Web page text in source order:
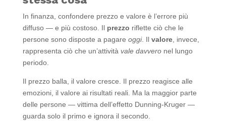
In finanza, confondere prezzo e valore è l’errore più
diffuso — e più costoso. Il prezzo riflette ciò che le
persone sono disposte a pagare oggi. Il valore, invece,
rappresenta ciò che un’attività vale davveronel lungo
periodo.
Il prezzo balla, il valore cresce. Il prezzo reagisce alle
emozioni, il valore ai risultati reali. Ma la maggior parte
delle persone — vittima dell’effetto Dunning-Kruger —
guarda solo il primo e ignora il secondo.